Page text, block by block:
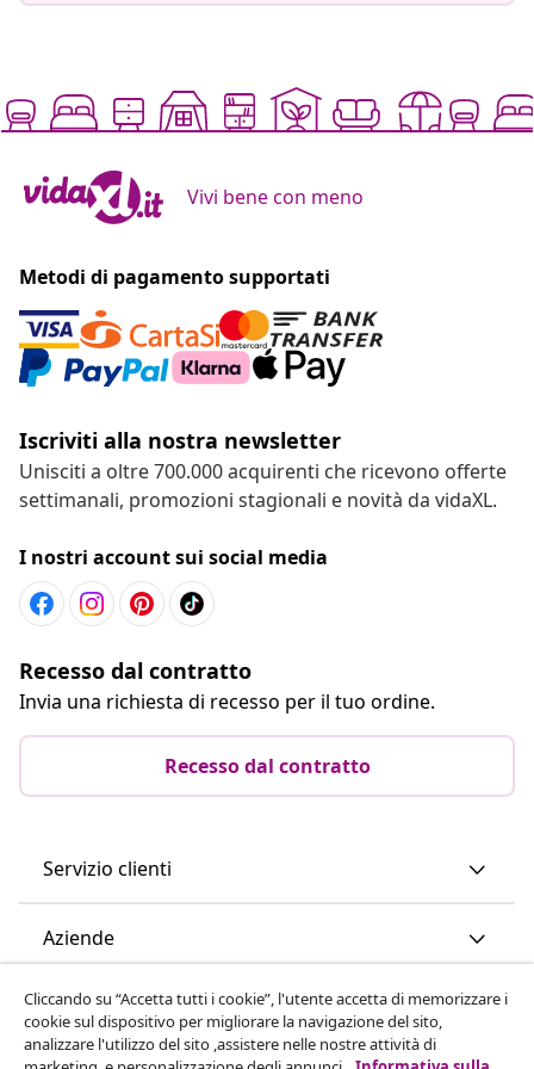
Vivi bene con meno
Metodi di pagamento supportati
Iscriviti alla nostra newsletter
Unisciti a oltre 700.000 acquirenti che ricevono offerte
settimanali, promozioni stagionali e novità da vidaXL.
I nostri account sui social media
Recesso dal contratto
Invia una richiesta di recesso per il tuo ordine.
Recesso dal contratto
Servizio clienti
Aziende
vidaXL
Cliccando su “Accetta tutti i cookie”, l'utente accetta di memorizzare i
cookie sul dispositivo per migliorare la navigazione del sito,
analizzare l'utilizzo del sito ,assistere nelle nostre attività di